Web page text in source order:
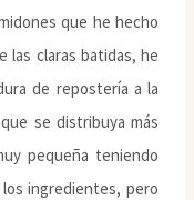
que he hecho
las claras batidas, he
de repostería a la
se distribuya más
pequeña teniendo
ingredientes, pero